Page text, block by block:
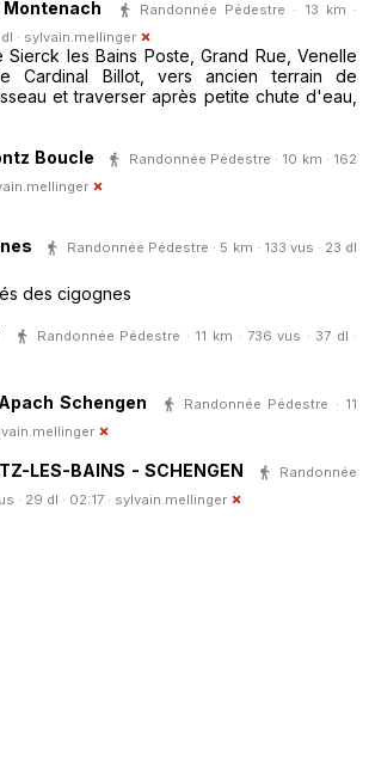
Randonnée Pédestre · 13 km ·
· sylvain.mellinger
Sierck les Bains Poste, Grand Rue, Venelle
Cardinal Billot, vers ancien terrain de
et traverser après petite chute d'eau,
Boucle
Randonnée Pédestre · 10 km · 162
Randonnée Pédestre · 5 km · 133 vus · 23 dl
des cigognes
Randonnée Pédestre · 11 km · 736 vus · 37 dl ·
Schengen
Randonnée Pédestre · 11
LES-BAINS - SCHENGEN
Randonnée
· 29 dl · 02:17 · sylvain.mellinger